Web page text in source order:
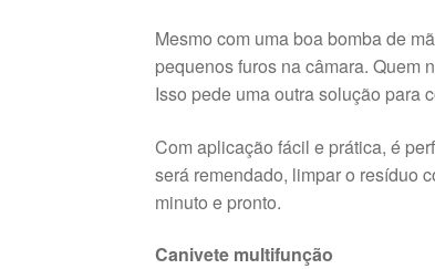
Mesmo com uma boa bomba de
pequenos furos na câmara. Quem
Isso pede uma outra solução para
Com aplicação fácil e prática, é
será remendado, limpar o resíduo
minuto e pronto.
Canivete multifunção